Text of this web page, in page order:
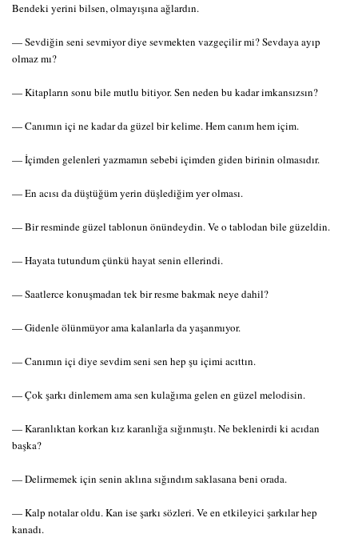
Bendeki yerini bilsen, olmayışına ağlardın.
— Sevdiğin seni sevmiyor diye sevmekten vazgeçilir mi? Sevdaya ayıp
olmaz mı?
— Kitapların sonu bile mutlu bitiyor. Sen neden bu kadar imkansızsın?
— Canımın içi ne kadar da güzel bir kelime. Hem canım hem içim.
— İçimden gelenleri yazmamın sebebi içimden giden birinin olmasıdır.
— En acısı da düştüğüm yerin düşlediğim yer olması.
— Bir resminde güzel tablonun önündeydin. Ve o tablodan bile güzeldin.
— Hayata tutundum çünkü hayat senin ellerindi.
— Saatlerce konuşmadan tek bir resme bakmak neye dahil?
— Gidenle ölünmüyor ama kalanlarla da yaşanmıyor.
— Canımın içi diye sevdim seni sen hep şu içimi acıttın.
— Çok şarkı dinlemem ama sen kulağıma gelen en güzel melodisin.
— Karanlıktan korkan kız karanlığa sığınmıştı. Ne beklenirdi ki acıdan
başka?
— Delirmemek için senin aklına sığındım saklasana beni orada.
— Kalp notalar oldu. Kan ise şarkı sözleri. Ve en etkileyici şarkılar hep
kanadı.